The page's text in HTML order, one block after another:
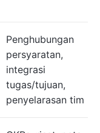
Penghubungan
persyaratan,
integrasi
tugas/tujuan,
penyelarasan tim